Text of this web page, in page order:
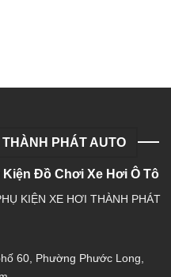
PHÁT AUTO
Đồ Chơi Xe Hơi Ô Tô
KIỆN XE HƠI THÀNH PHÁT
60, Phường Phước Long,